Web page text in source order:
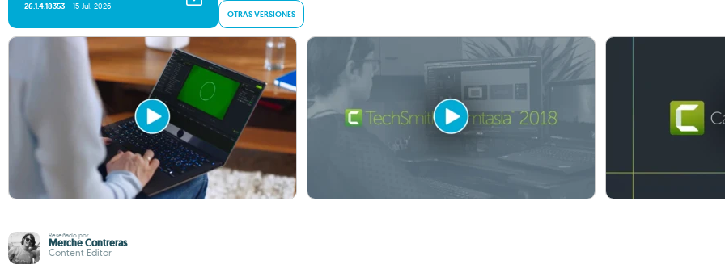
26.1.4.18353 15 Jul. 2026
OTRAS VERSIONES
Reseñado por
Merche Contreras
Content Editor